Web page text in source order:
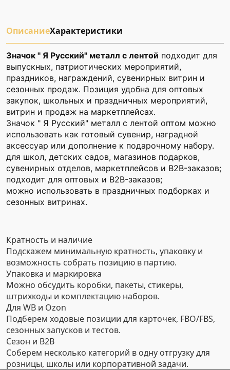
ОписаниеХарактеристики
Значок " Я Русский" металл с лентой подходит для
выпускных, патриотических мероприятий,
праздников, награждений, сувенирных витрин и
сезонных продаж. Позиция удобна для оптовых
закупок, школьных и праздничных мероприятий,
витрин и продаж на маркетплейсах.
Значок " Я Русский" металл с лентой оптом можно
использовать как готовый сувенир, наградной
аксессуар или дополнение к подарочному набору.
для школ, детских садов, магазинов подарков,
сувенирных отделов, маркетплейсов и B2B-заказов;
подходит для оптовых и B2B-заказов;
можно использовать в праздничных подборках и
сезонных витринах.
Кратность и наличие
Подскажем минимальную кратность, упаковку и
возможность собрать позицию в партию.
Упаковка и маркировка
Можно обсудить коробки, пакеты, стикеры,
штрихкоды и комплектацию наборов.
Для WB и Ozon
Подберем ходовые позиции для карточек, FBO/FBS,
сезонных запусков и тестов.
Сезон и B2B
Соберем несколько категорий в одну отгрузку для
розницы, школы или корпоративной задачи.